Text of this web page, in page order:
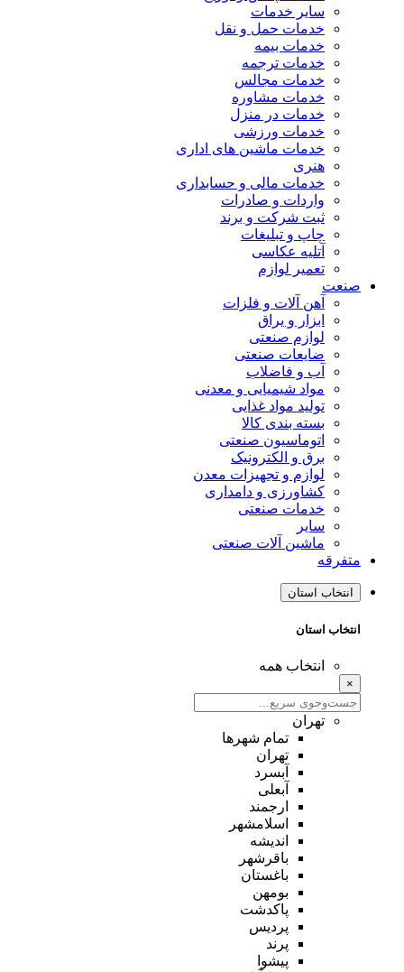
سایر خدمات
خدمات حمل و نقل
خدمات بیمه
خدمات ترجمه
خدمات مجالس
خدمات مشاوره
خدمات در منزل
خدمات ورزشی
خدمات ماشین های اداری
هنری
خدمات مالی و حسابداری
واردات و صادرات
ثبت شرکت و برند
چاپ و تبلیغات
آتلیه عکاسی
تعمیر لوازم
صنعت
آهن آلات و فلزات
ابزار و یراق
لوازم صنعتی
ضایعات صنعتی
آب و فاضلاب
مواد شیمیایی و معدنی
تولید مواد غذایی
بسته بندی کالا
اتوماسیون صنعتی
برق و الکترونیک
لوازم و تجهیزات معدن
کشاورزی و دامداری
خدمات صنعتی
سایر
ماشین آلات صنعتی
متفرقه
انتخاب استان
انتخاب استان
انتخاب همه
×
تهران
تمام شهر‌ها
تهران
آبسرد
آبعلی
ارجمند
اسلامشهر
اندیشه
باقرشهر
باغستان
بومهن
پاکدشت
پردیس
پرند
پیشوا